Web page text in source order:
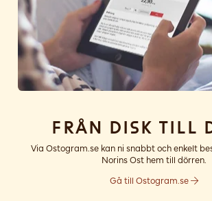
Från disk till
Via Ostogram.se kan ni snabbt och enkelt
Norins Ost hem till dörren.
Gå till Ostogram.se